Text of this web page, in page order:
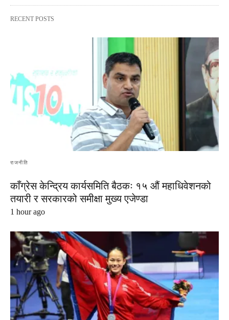
RECENT POSTS
राजनीति
काँग्रेस केन्द्रिय कार्यसमिति बैठकः १५ औं महाधिवेशनको
तयारी र सरकारको समीक्षा मुख्य एजेण्डा
1 hour ago